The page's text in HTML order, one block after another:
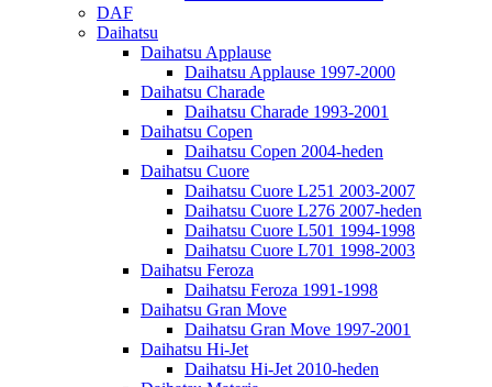
DAF
Daihatsu
Daihatsu Applause
Daihatsu Applause 1997-2000
Daihatsu Charade
Daihatsu Charade 1993-2001
Daihatsu Copen
Daihatsu Copen 2004-heden
Daihatsu Cuore
Daihatsu Cuore L251 2003-2007
Daihatsu Cuore L276 2007-heden
Daihatsu Cuore L501 1994-1998
Daihatsu Cuore L701 1998-2003
Daihatsu Feroza
Daihatsu Feroza 1991-1998
Daihatsu Gran Move
Daihatsu Gran Move 1997-2001
Daihatsu Hi-Jet
Daihatsu Hi-Jet 2010-heden